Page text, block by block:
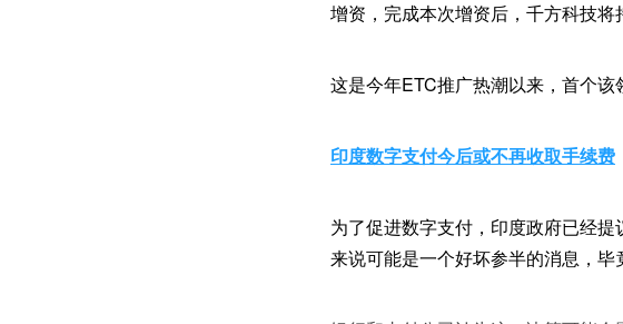
增资，完成本次增资后，千方科技将
这是今年ETC推广热潮以来，首个该
印度数字支付今后或不再收取手续费
为了促进数字支付，印度政府已经
来说可能是一个好坏参半的消息，毕